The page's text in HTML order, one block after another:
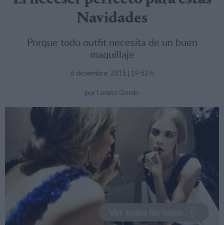
Navidades
Porque todo outfit necesita de un buen
maquillaje
6 diciembre, 2015 | 19:52 h
por Loreto Gordo